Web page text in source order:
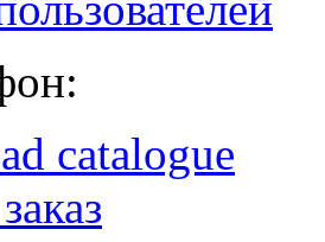
catalogue